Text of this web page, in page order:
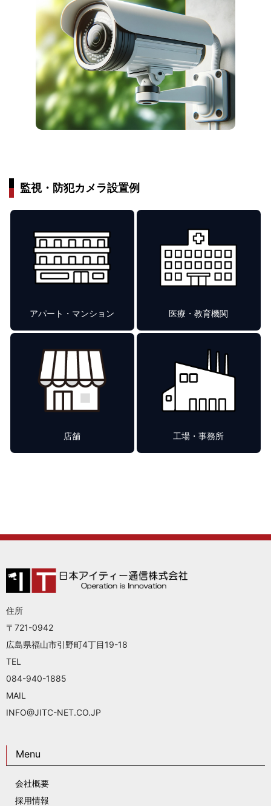
監視・防犯カメラ設置例
アパート・マンション 医療・教育機関
店舗 工場・事務所
住所
〒721-0942
広島県福山市引野町4丁目19-18
TEL
084-940-1885
MAIL
INFO@JITC-NET.CO.JP
Menu
会社概要
採用情報